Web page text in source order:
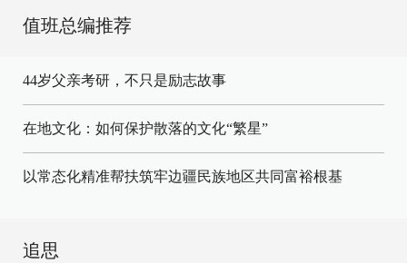
值班总编推荐
44岁父亲考研，不只是励志故事
在地文化：如何保护散落的文化“繁星”
以常态化精准帮扶筑牢边疆民族地区共同富裕根基
追思